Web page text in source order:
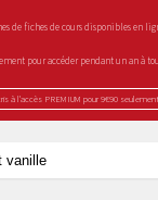
de fiches de cours disponibles en
pour accéder pendant un an à
à l’accès PREMIUM pour 9€90 seulement